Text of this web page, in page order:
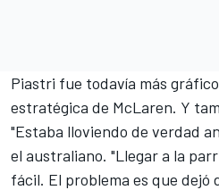
Piastri fue todavía más
estratégica de McLaren. Y
"Estaba lloviendo de verdad
el australiano. "Llegar a la
fácil. El problema es que dejó